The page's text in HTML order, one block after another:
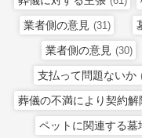
業者側の意見 (31)
業者側の意見 (30)
支払って問題ないか
葬儀の不満により契約解
ペットに関連する